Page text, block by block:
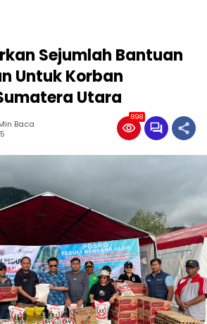
Sejumlah Bantuan
Untuk Korban
Utara
Baca
898